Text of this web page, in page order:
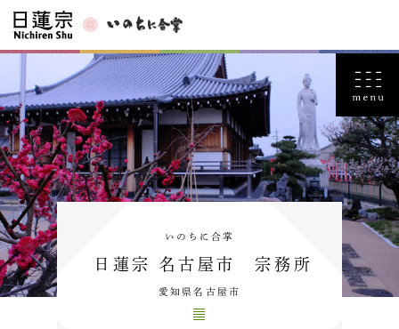
いのちに合掌
日蓮宗 名古屋市 宗務所
愛知県名古屋市